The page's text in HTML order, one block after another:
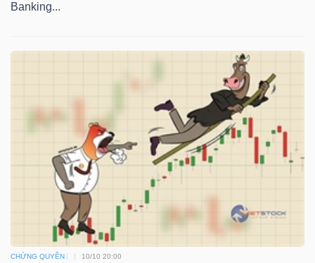
Banking...
CHỨNG QUYỀN 10/10 20:00
TÀI
CÔNG
NGHỆ
THÔNG